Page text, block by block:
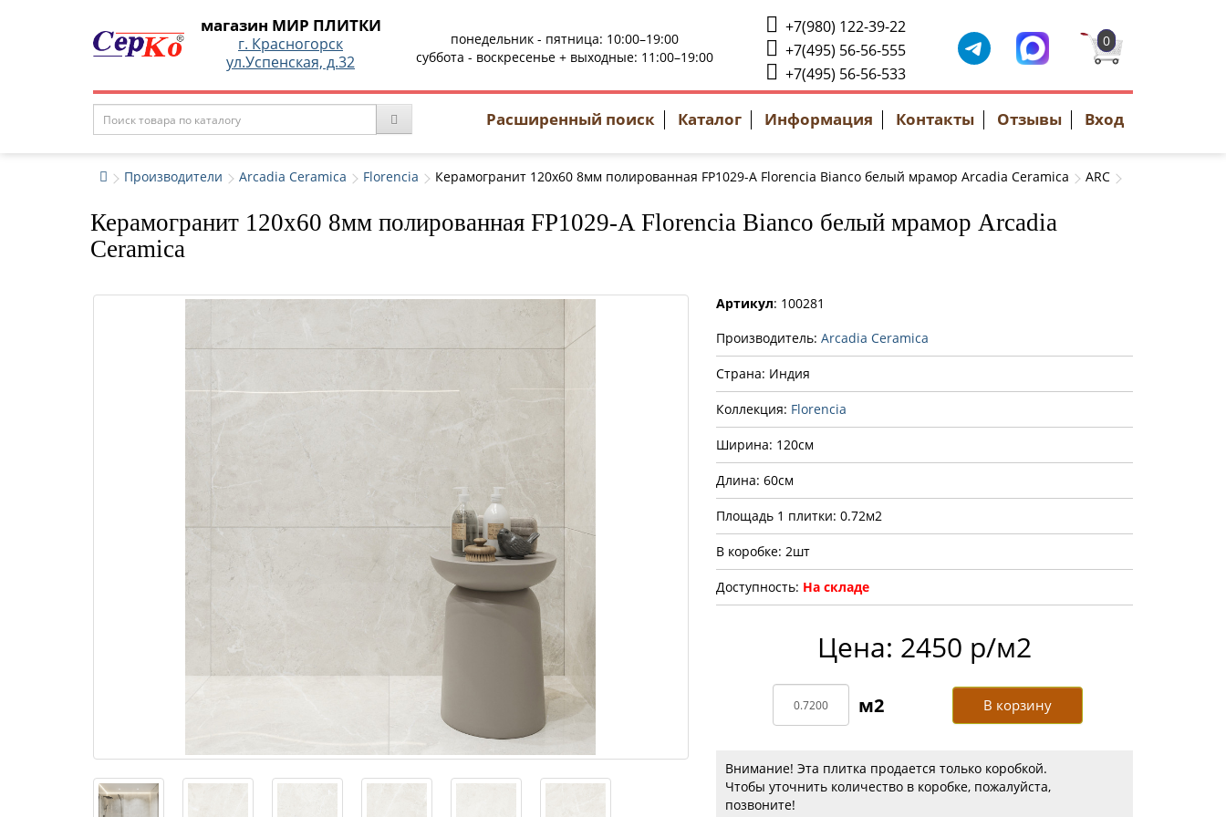
магазин МИР ПЛИТКИ
г. Красногорск
ул.Успенская, д.32
понедельник - пятница: 10:00–19:00
суббота - воскресенье + выходные: 11:00–19:00
+7(980) 122-39-22
+7(495) 56-56-555
+7(495) 56-56-533
0
Расширенный поиск Каталог Информация Контакты Отзывы Вход
Производители Arcadia Ceramica Florencia Керамогранит 120x60 8мм полированная FP1029-A Florencia Bianco белый мрамор Arcadia Ceramica ARC
Керамогранит 120x60 8мм полированная FP1029-A Florencia Bianco белый мрамор Arcadia
Ceramica
Артикул: 100281
Производитель: Arcadia Ceramica
Страна: Индия
Коллекция: Florencia
Ширина: 120см
Длина: 60см
Площадь 1 плитки: 0.72м2
В коробке: 2шт
Доступность: На складе
Цена: 2450 р/м2
В корзину
Внимание! Эта плитка продается только коробкой.
Чтобы уточнить количество в коробке, пожалуйста,
позвоните!